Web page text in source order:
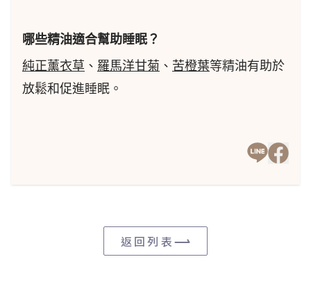
哪些精油適合幫助睡眠？
純正薰衣草 、 羅馬洋甘菊 、 苦橙葉等精油有助於
放鬆和促進睡眠。
返回列表